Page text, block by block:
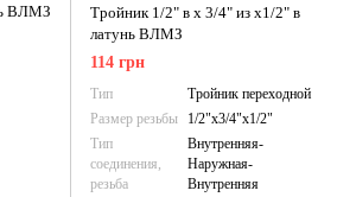
ВЛМЗ
Тройник 1/2" в х 3/4" из х1/2" в
латунь ВЛМЗ
114 грн
Тип
Тройник переходной
Размер резьбы
1/2"х3/4"х1/2"
Тип
соединения,
резьба
Внутренняя-
Наружная-
Внутренняя